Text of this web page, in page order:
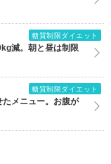
糖質制限ダイエット
減。朝と昼は制限
糖質制限ダイエット
メニュー。お腹が